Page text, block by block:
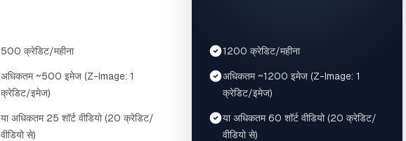
500 क्रेडिट/महीना
अधिकतम ~500 इमेज (Z-Image: 1
क्रेडिट/इमेज)
या अधिकतम 25 शॉर्ट वीडियो (20 क्रेडिट/
वीडियो से)
1200 क्रेडिट/महीना
अधिकतम ~1200 इमेज (Z-Image: 1
क्रेडिट/इमेज)
या अधिकतम 60 शॉर्ट वीडियो (20 क्रेडिट/
वीडियो से)